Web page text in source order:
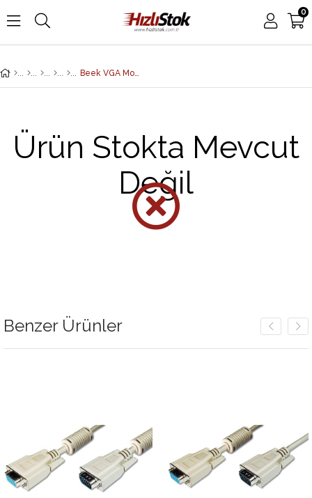
0
Beek VGA Monitör Kablosu, DSUB 15 erkek <-> DSUB 15 erkek, 5 metre, 3Coax/7C, 2x ferrite filtreli, bej renk
Benzer Ürünler